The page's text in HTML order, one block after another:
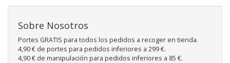
Sobre Nosotros
Portes GRATIS para todos los pedidos a recoger en tienda.
4,90 € de portes para pedidos inferiores a 299 €.
4,90 € de manipulación para pedidos inferiores a 85 €.